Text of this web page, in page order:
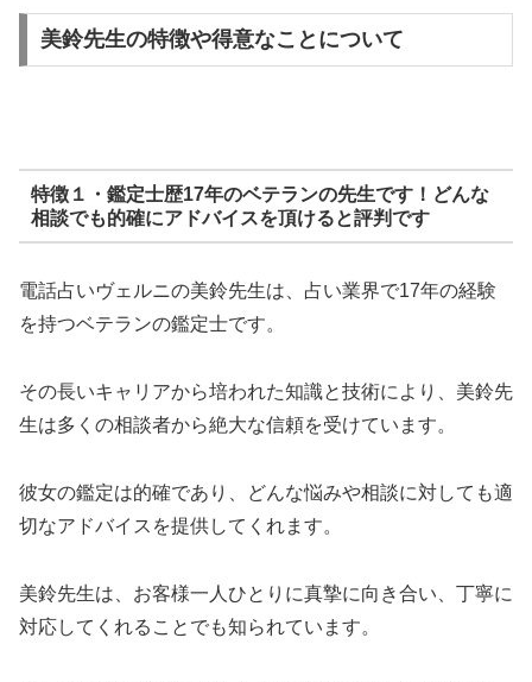
美鈴先生の特徴や得意なことについて
特徴１・鑑定士歴17年のベテランの先生です！どんな
相談でも的確にアドバイスを頂けると評判です
電話占いヴェルニの美鈴先生は、占い業界で17年の経験
を持つベテランの鑑定士です。
その長いキャリアから培われた知識と技術により、美鈴先
生は多くの相談者から絶大な信頼を受けています。
彼女の鑑定は的確であり、どんな悩みや相談に対しても適
切なアドバイスを提供してくれます。
美鈴先生は、お客様一人ひとりに真摯に向き合い、丁寧に
対応してくれることでも知られています。